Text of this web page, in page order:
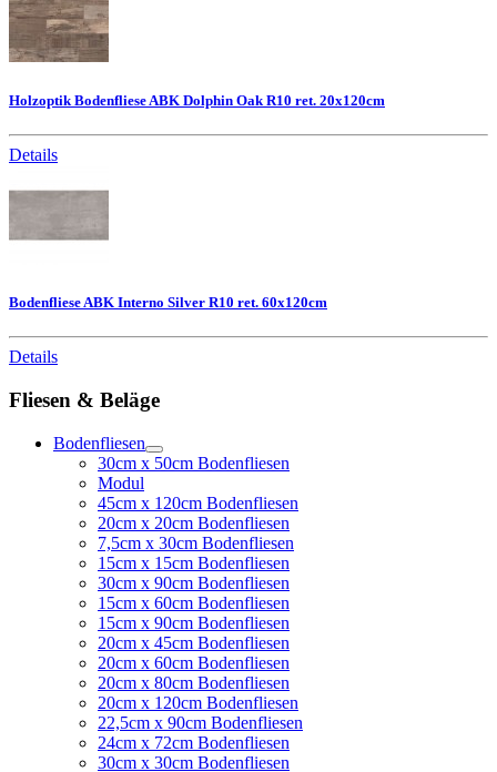
Holzoptik Bodenfliese ABK Dolphin Oak R10 ret. 20x120cm
Details
Bodenfliese ABK Interno Silver R10 ret. 60x120cm
Details
Fliesen & Beläge
Bodenfliesen
30cm x 50cm Bodenfliesen
Modul
45cm x 120cm Bodenfliesen
20cm x 20cm Bodenfliesen
7,5cm x 30cm Bodenfliesen
15cm x 15cm Bodenfliesen
30cm x 90cm Bodenfliesen
15cm x 60cm Bodenfliesen
15cm x 90cm Bodenfliesen
20cm x 45cm Bodenfliesen
20cm x 60cm Bodenfliesen
20cm x 80cm Bodenfliesen
20cm x 120cm Bodenfliesen
22,5cm x 90cm Bodenfliesen
24cm x 72cm Bodenfliesen
30cm x 30cm Bodenfliesen